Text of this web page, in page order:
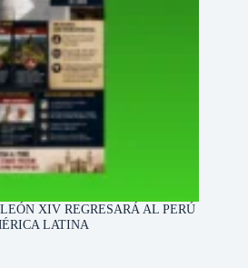
XIV REGRESARÁ AL PERÚ
LATINA